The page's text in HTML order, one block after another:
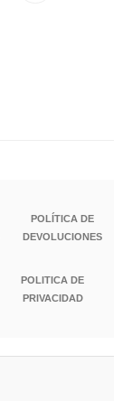
POLÍTICA DE
DEVOLUCIONES
POLITICA DE
PRIVACIDAD